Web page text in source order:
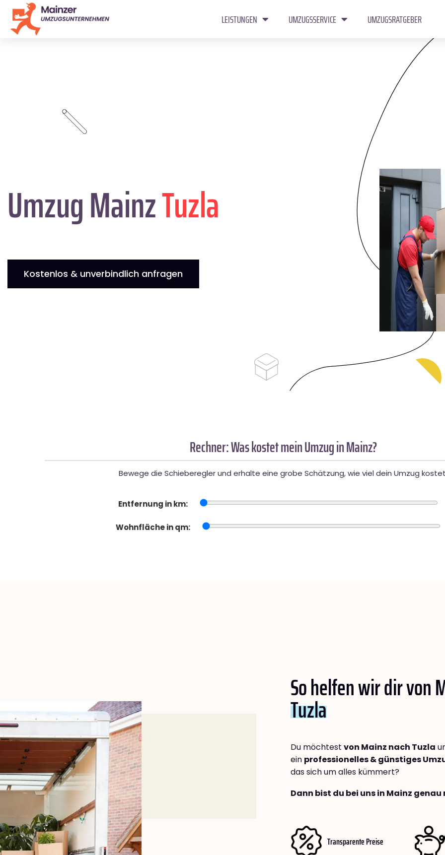
LEISTUNGEN UMZUGSSERVICE UMZUGSRATGEBER
Umzug MainzTuzla
Kostenlos & unverbindlich anfragen
Rechner: Was kostet mein Umzug in Mainz?
Bewege die Schieberegler und erhalte eine grobe Schätzung, wie viel dein Umzug
Entfernung in km:
Wohnfläche in qm:
So helfen wir dir von
Tuzla
Du möchtest von Mainz nach Tuzla
ein professionelles & günstiges
das sich um alles kümmert?
Dann bist du bei uns in Mainz
Transparente Preise